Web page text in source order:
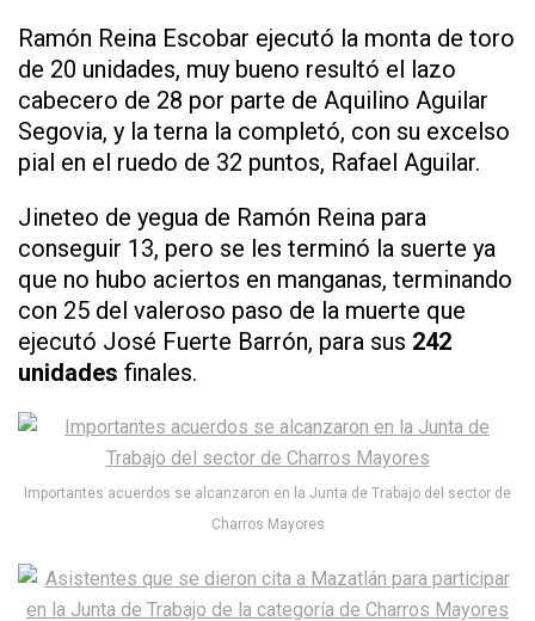
Ramón Reina Escobar ejecutó la monta de toro
de 20 unidades, muy bueno resultó el lazo
cabecero de 28 por parte de Aquilino Aguilar
Segovia, y la terna la completó, con su excelso
pial en el ruedo de 32 puntos, Rafael Aguilar.
Jineteo de yegua de Ramón Reina para
conseguir 13, pero se les terminó la suerte ya
que no hubo aciertos en manganas, terminando
con 25 del valeroso paso de la muerte que
ejecutó José Fuerte Barrón, para sus 242
unidades finales.
Importantes acuerdos se alcanzaron en la Junta de Trabajo del sector de
Charros Mayores